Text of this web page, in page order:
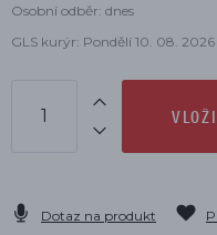
Osobní odběr: dnes
GLS kurýr: Pondělí 10. 08. 2026
Dotaz na produkt